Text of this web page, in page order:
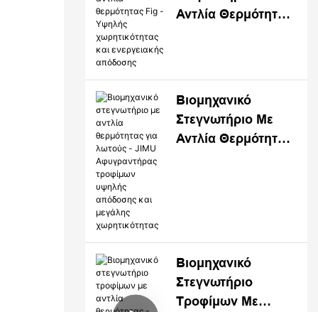
Αντλία Θερμότητας
Βιομηχανικό
Στεγνωτήριο Με
Αντλία Θερμότητας
Βιομηχανικό
Στεγνωτήριο
Τροφίμων Με